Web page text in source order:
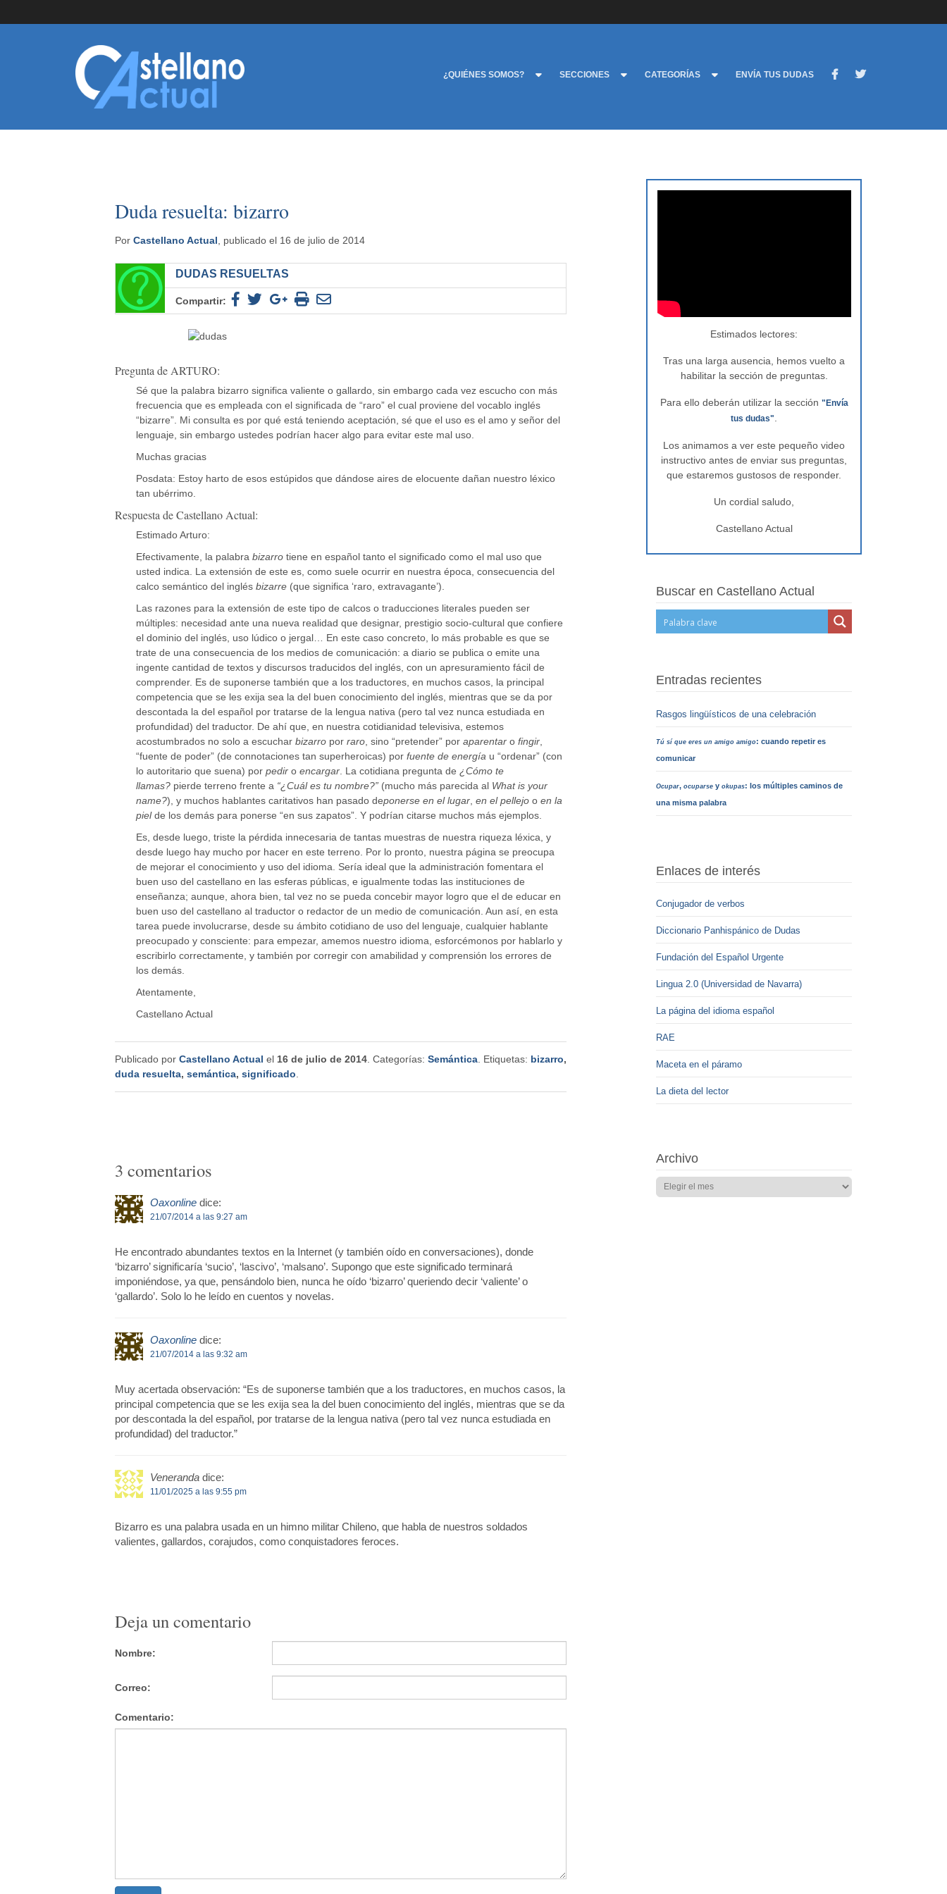
¿QUIÉNES SOMOS? SECCIONES CATEGORÍAS ENVÍA TUS DUDAS
Duda resuelta: bizarro
Por Castellano Actual , publicado el 16 de julio de 2014
DUDAS RESUELTAS
Compartir:
Pregunta de ARTURO:
Sé que la palabra bizarro significa valiente o gallardo, sin embargo cada vez escucho con más
frecuencia que es empleada con el significada de “raro” el cual proviene del vocablo inglés
“bizarre”. Mi consulta es por qué está teniendo aceptación, sé que el uso es el amo y señor del
lenguaje, sin embargo ustedes podrían hacer algo para evitar este mal uso.
Muchas gracias
Posdata: Estoy harto de esos estúpidos que dándose aires de elocuente dañan nuestro léxico
tan ubérrimo.
Respuesta de Castellano Actual:
Estimado Arturo:
Efectivamente, la palabra bizarrotiene en español tanto el significado como el mal uso que
usted indica. La extensión de este es, como suele ocurrir en nuestra época, consecuencia del
calco semántico del inglés bizarre(que significa ‘raro, extravagante’).
Las razones para la extensión de este tipo de calcos o traducciones literales pueden ser
múltiples: necesidad ante una nueva realidad que designar, prestigio socio-cultural que confiere
el dominio del inglés, uso lúdico o jergal… En este caso concreto, lo más probable es que se
trate de una consecuencia de los medios de comunicación: a diario se publica o emite una
ingente cantidad de textos y discursos traducidos del inglés, con un apresuramiento fácil de
comprender. Es de suponerse también que a los traductores, en muchos casos, la principal
competencia que se les exija sea la del buen conocimiento del inglés, mientras que se da por
descontada la del español por tratarse de la lengua nativa (pero tal vez nunca estudiada en
profundidad) del traductor. De ahí que, en nuestra cotidianidad televisiva, estemos
acostumbrados no solo a escuchar bizarropor raro, sino “pretender” por aparentar o fingir,
“fuente de poder” (de connotaciones tan superheroicas) por fuente de energía u “ordenar” (con
lo autoritario que suena) por pediro encargar. La cotidiana pregunta de ¿Cómo te
llamas?pierde terreno frente a “¿Cuál es tu nombre?”(mucho más parecida al What is your
name?), y muchos hablantes caritativos han pasado deponerse en el lugar, en el pellejoo en la
pielde los demás para ponerse “en sus zapatos”. Y podrían citarse muchos más ejemplos.
Es, desde luego, triste la pérdida innecesaria de tantas muestras de nuestra riqueza léxica, y
desde luego hay mucho por hacer en este terreno. Por lo pronto, nuestra página se preocupa
de mejorar el conocimiento y uso del idioma. Sería ideal que la administración fomentara el
buen uso del castellano en las esferas públicas, e igualmente todas las instituciones de
enseñanza; aunque, ahora bien, tal vez no se pueda concebir mayor logro que el de educar en
buen uso del castellano al traductor o redactor de un medio de comunicación. Aun así, en esta
tarea puede involucrarse, desde su ámbito cotidiano de uso del lenguaje, cualquier hablante
preocupado y consciente: para empezar, amemos nuestro idioma, esforcémonos por hablarlo y
escribirlo correctamente, y también por corregir con amabilidad y comprensión los errores de
los demás.
Atentamente,
Castellano Actual
Publicado por Castellano Actual el 16 de julio de 2014. Categorías: Semántica. Etiquetas: bizarro,
duda resuelta, semántica, significado
3 comentarios
Oaxonline dice:
21/07/2014 a las 9:27 am
He encontrado abundantes textos en la Internet (y también oído en conversaciones), donde
‘bizarro’ significaría ‘sucio’, ‘lascivo’, ‘malsano’. Supongo que este significado terminará
imponiéndose, ya que, pensándolo bien, nunca he oído ‘bizarro’ queriendo decir ‘valiente’ o
‘gallardo’. Solo lo he leído en cuentos y novelas.
Oaxonline dice:
21/07/2014 a las 9:32 am
Muy acertada observación: “Es de suponerse también que a los traductores, en muchos casos, la
principal competencia que se les exija sea la del buen conocimiento del inglés, mientras que se da
por descontada la del español, por tratarse de la lengua nativa (pero tal vez nunca estudiada en
profundidad) del traductor.”
Veneranda dice:
11/01/2025 a las 9:55 pm
Bizarro es una palabra usada en un himno militar Chileno, que habla de nuestros soldados
valientes, gallardos, corajudos, como conquistadores feroces.
Deja un comentario
Nombre:
Correo:
Comentario:
Estimados lectores:
Tras una larga ausencia, hemos vuelto a
habilitar la sección de preguntas.
Para ello deberán utilizar la sección "Envía
tus dudas"
Los animamos a ver este pequeño video
instructivo antes de enviar sus preguntas,
que estaremos gustosos de responder.
Un cordial saludo,
Castellano Actual
Buscar en Castellano Actual
Entradas recientes
Rasgos lingüísticos de una celebración
Tú sí que eres un amigo amigo: cuando repetir es
comunicar
Ocupar, ocuparsey okupas: los múltiples caminos de
una misma palabra
Enlaces de interés
Conjugador de verbos
Diccionario Panhispánico de Dudas
Fundación del Español Urgente
Lingua 2.0 (Universidad de Navarra)
La página del idioma español
RAE
Maceta en el páramo
La dieta del lector
Archivo